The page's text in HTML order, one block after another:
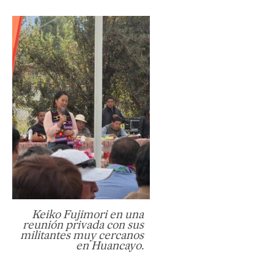
Keiko Fujimori en una
reunión privada con sus
militantes muy cercanos
en Huancayo.